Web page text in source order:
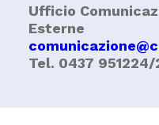
Ufficio
Esterne
Tel. 0437 951224/